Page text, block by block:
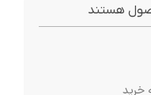
هستند
خرید